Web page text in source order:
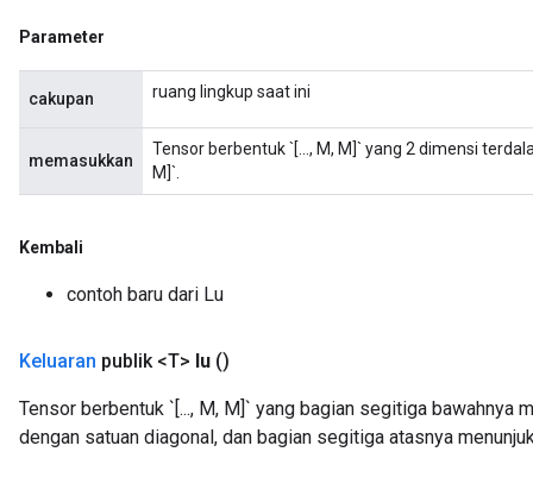
Parameter
cakupan ruang lingkup saat ini
memasukkan
Tensor berbentuk `[..., M, M]` yang 2 dimensi
M]`.
Kembali
contoh baru dari Lu
Keluaran publik <T> lu ()
Tensor berbentuk `[..., M, M]` yang bagian segitiga bawahnya
dengan satuan diagonal, dan bagian segitiga atasnya